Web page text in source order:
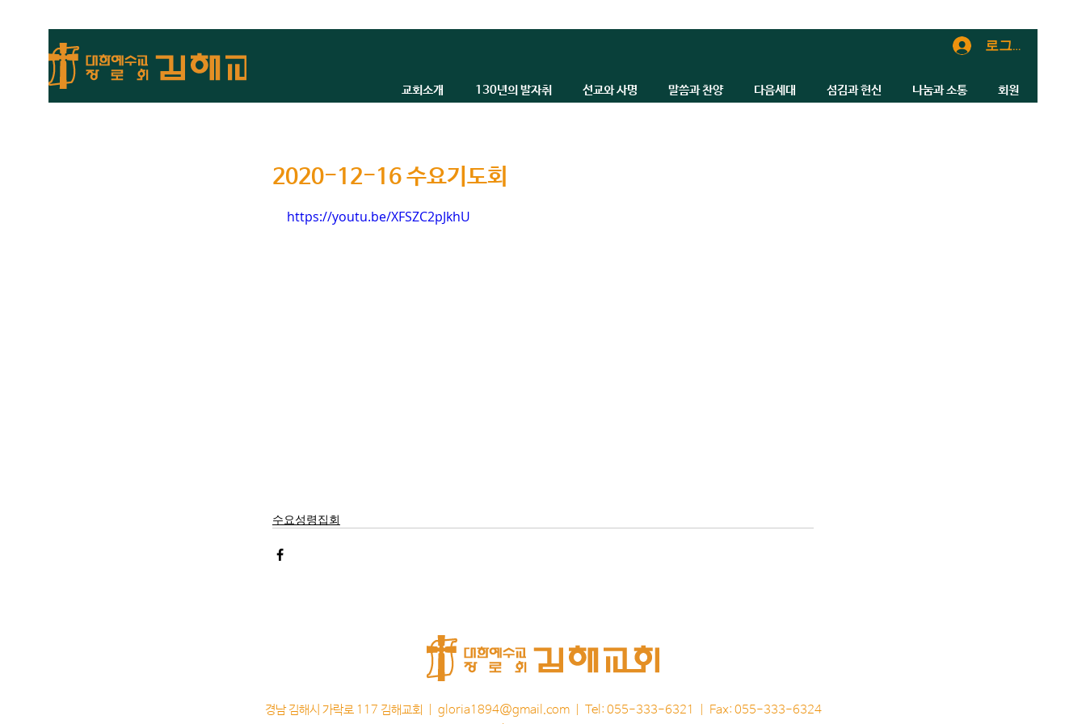
로그인
교회소개 130년의 발자취 선교와 사명 말씀과 찬양 다음세대 섬김과 헌신 나눔과 소통 회원
2020-12-16 수요기도회
https://youtu.be/XFSZC2pJkhU
수요성령집회
경남 김해시 가락로 117 김해교회 | gloria1894@gmail.com| Tel: 055-333-6321 | Fax: 055-333-6324